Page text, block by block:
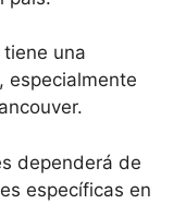
una
especialmente
dependerá de
específicas en